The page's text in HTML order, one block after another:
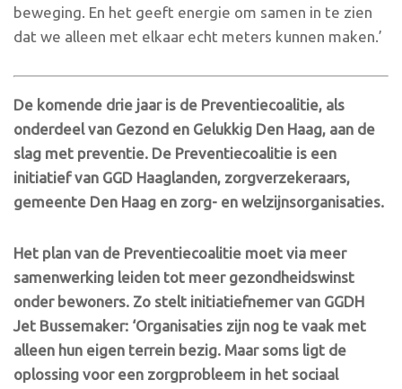
beweging. En het geeft energie om samen in te zien
dat we alleen met elkaar echt meters kunnen maken.’
De komende drie jaar is de Preventiecoalitie, als
onderdeel van Gezond en Gelukkig Den Haag, aan de
slag met preventie. De Preventiecoalitie is een
initiatief van GGD Haaglanden, zorgverzekeraars,
gemeente Den Haag en zorg- en welzijnsorganisaties.
Het plan van de Preventiecoalitie moet via meer
samenwerking leiden tot meer gezondheidswinst
onder bewoners. Zo stelt initiatiefnemer van GGDH
Jet Bussemaker: ‘Organisaties zijn nog te vaak met
alleen hun eigen terrein bezig. Maar soms ligt de
oplossing voor een zorgprobleem in het sociaal